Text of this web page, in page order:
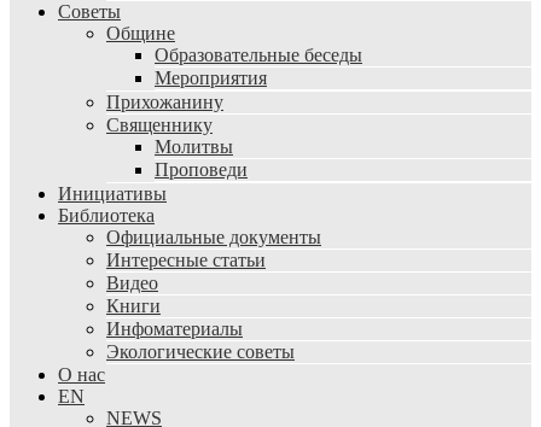
Советы
Общине
Образовательные беседы
Мероприятия
Прихожанину
Священнику
Молитвы
Проповеди
Инициативы
Библиотека
Официальные документы
Интересные статьи
Видео
Книги
Инфоматериалы
Экологические советы
О нас
EN
NEWS